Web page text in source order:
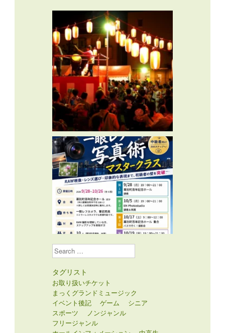
Search
タグリスト
お取り扱いチケット
まっくグランドミュージック
イベント後記
ゲーム
シニア
スポーツ
ノンジャンル
フリージャンル